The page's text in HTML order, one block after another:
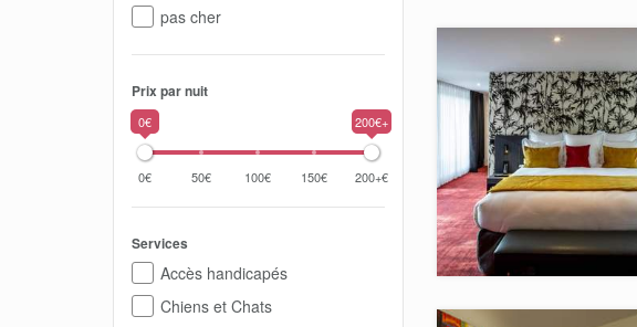
pas cher
Prix par nuit
0€ 50€ 100€ 150€ 200+€
0€ 200€+
Services
Accès handicapés
Chiens et Chats